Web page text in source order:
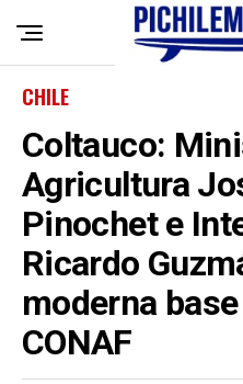
CHILE
Coltauco:
Agricultura
Pinochet e
Ricardo
moderna
CONAF